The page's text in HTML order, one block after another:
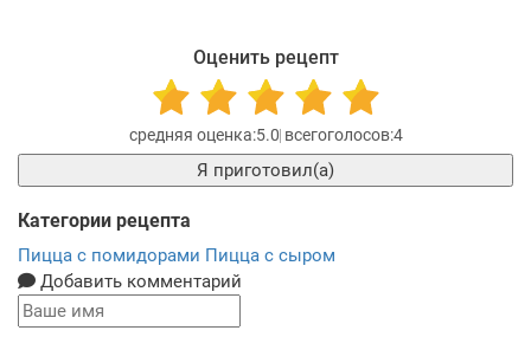
Оценить рецепт
5.0 4
Я приготовил(а)
Категории рецепта
Пицца с помидорами Пицца с сыром
Добавить комментарий